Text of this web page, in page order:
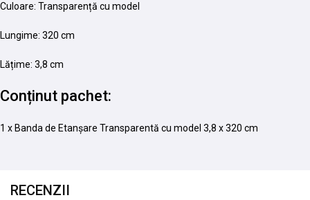
Culoare: Transparență cu model
Lungime: 320 cm
Lățime: 3,8 cm
Conținut pachet:
1 x Banda de Etanșare Transparentă cu model 3,8 x 320 cm
RECENZII